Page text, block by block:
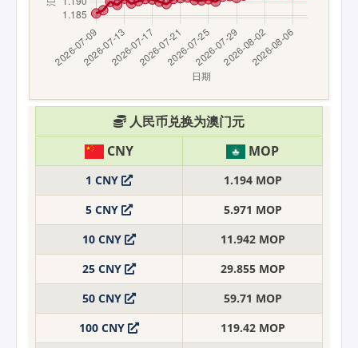
人民币兑换为澳门元
CNY
MOP
1 CNY
1.194 MOP
5 CNY
5.971 MOP
10 CNY
11.942 MOP
25 CNY
29.855 MOP
50 CNY
59.71 MOP
100 CNY
119.42 MOP